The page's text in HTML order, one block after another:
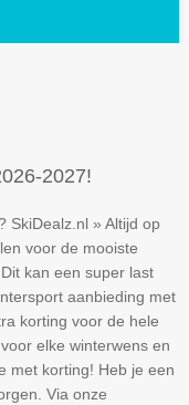
2027!
SkiDealz.nl » Altijd op
voor de mooiste
kan een super last
aanbieding met
korting voor de hele
elke winterwens en
met korting! Heb je een
Via onze